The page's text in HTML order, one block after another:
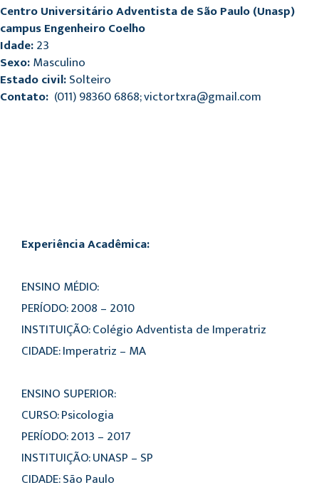
Centro Universitário Adventista de São Paulo (Unasp)
campus Engenheiro Coelho
Idade:23
Sexo:Masculino
Estado civil:Solteiro
Contato: (011) 98360 6868; victortxra@gmail.com
Experiência Acadêmica:
ENSINO MÉDIO:
PERÍODO: 2008 – 2010
INSTITUIÇÃO: Colégio Adventista de Imperatriz
CIDADE: Imperatriz – MA
ENSINO SUPERIOR:
CURSO: Psicologia
PERÍODO: 2013 – 2017
INSTITUIÇÃO: UNASP – SP
CIDADE: São Paulo